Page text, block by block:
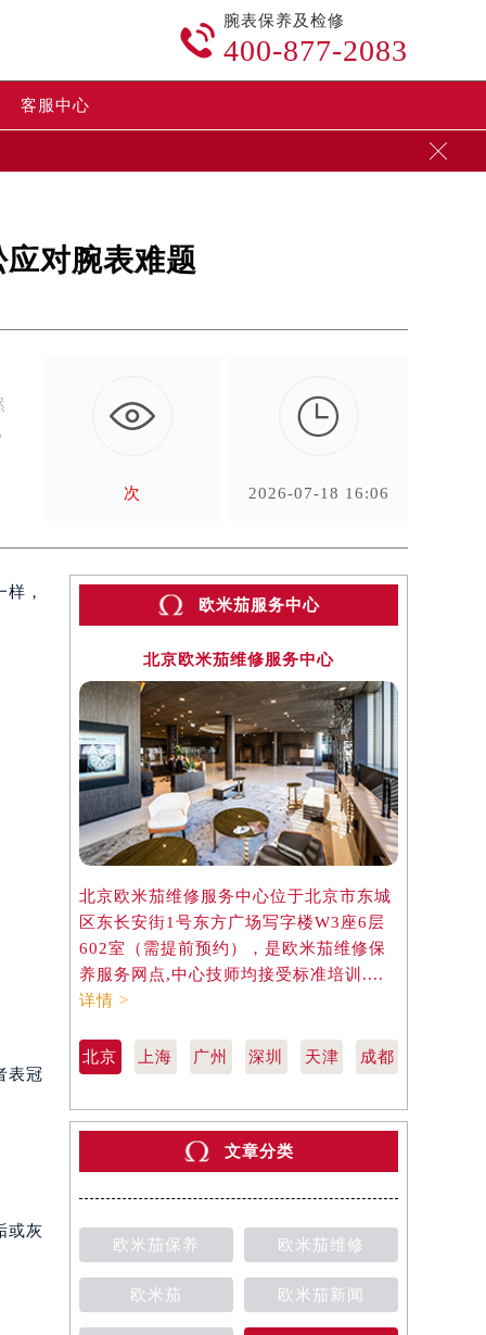

腕表保养及检修
400-877-2083
客服中心

对腕表难题
次

2026-07-18 16:06
，
表冠
或灰
欧米茄服务中心
北京欧米茄维修服务中心
北京欧米茄维修服务中心位于北京市东城
区东长安街1号东方广场写字楼W3座6层
602室（需提前预约），是欧米茄维修保
养服务网点,中心技师均接受标准培训....
详情 >
北京 上海 广州 深圳 天津 成都
文章分类
欧米茄保养 欧米茄维修
欧米茄 欧米茄新闻